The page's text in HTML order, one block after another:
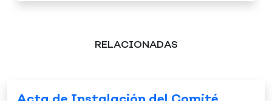
RELACIONADAS